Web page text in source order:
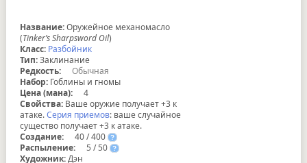
Название:Оружейное механомасло
(Tinker’s Sharpsword Oil)
Класс: Разбойник
Тип:Заклинание
Редкость:
Обычная
Набор: Гоблины и гномы
Цена (мана):
4
Свойства: Ваше оружие получает +3 к
атаке.Серия приемов: ваше случайное
существо получает +3 к атаке.
Создание:
40 / 400 ?
Распыление: 5 / 50 ?
Художник:Дэн